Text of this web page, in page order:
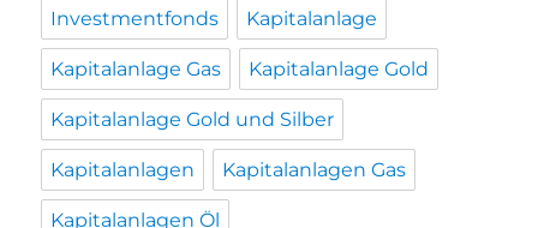
Investmentfonds Kapitalanlage
Kapitalanlage Gas Kapitalanlage Gold
Kapitalanlage Gold und Silber
Kapitalanlagen Kapitalanlagen Gas
Kapitalanlagen Öl